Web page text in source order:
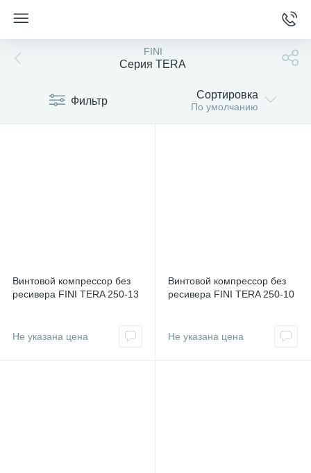
FINI
Серия TERA
Фильтр Сортировка
По умолчанию
Винтовой компрессор без
ресивера FINI TERA 250-13
Не указана цена
Винтовой компрессор без
ресивера FINI TERA 250-10
Не указана цена